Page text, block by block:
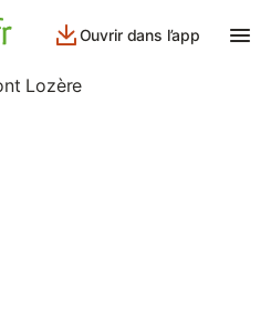
Ouvrir dans l’app